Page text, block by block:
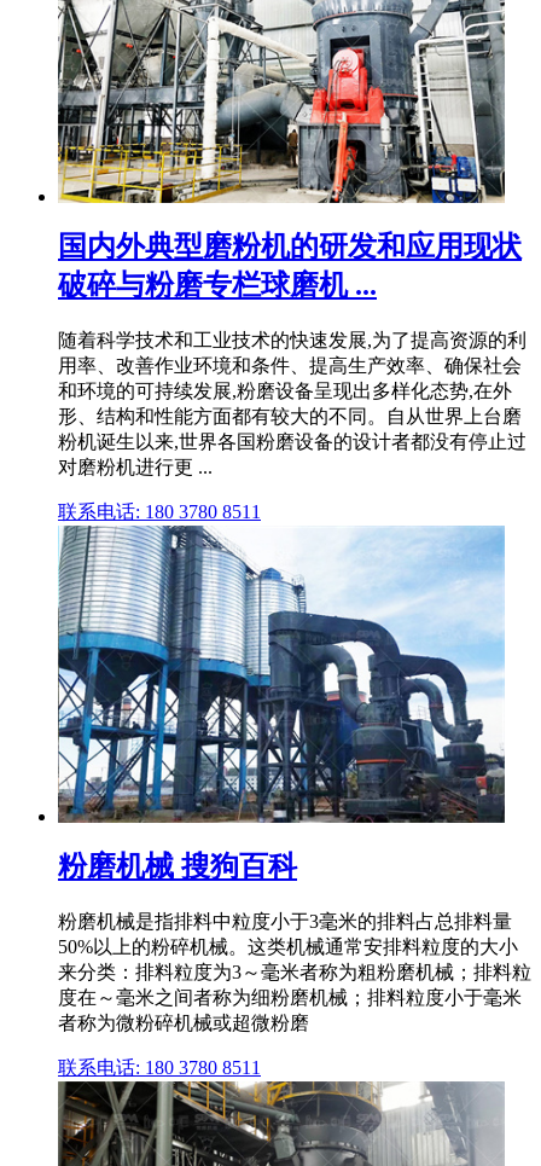
国内外典型磨粉机的研发和应用现状
破碎与粉磨专栏球磨机 ...
随着科学技术和工业技术的快速发展,为了提高资源的利
用率、改善作业环境和条件、提高生产效率、确保社会
和环境的可持续发展,粉磨设备呈现出多样化态势,在外
形、结构和性能方面都有较大的不同。自从世界上台磨
粉机诞生以来,世界各国粉磨设备的设计者都没有停止过
对磨粉机进行更 ...
联系电话: 180 3780 8511
粉磨机械 搜狗百科
粉磨机械是指排料中粒度小于3毫米的排料占总排料量
50%以上的粉碎机械。这类机械通常安排料粒度的大小
来分类：排料粒度为3～毫米者称为粗粉磨机械；排料粒
度在～毫米之间者称为细粉磨机械；排料粒度小于毫米
者称为微粉碎机械或超微粉磨
联系电话: 180 3780 8511